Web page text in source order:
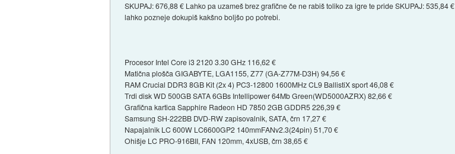
SKUPAJ: 676,88 € Lahko pa uzameš brez grafične če ne rabiš toliko za igre te pride SKUPAJ: 535,84 €
lahko pozneje dokupiš kakšno boljšo po potrebi.
Procesor Intel Core i3 2120 3.30 GHz 116,62 €
Matična plošča GIGABYTE, LGA1155, Z77 (GA-Z77M-D3H) 94,56 €
RAM Crucial DDR3 8GB Kit (2x 4) PC3-12800 1600MHz CL9 BallistiX sport 46,08 €
Trdi disk WD 500GB SATA 6GBs Intellipower 64Mb Green(WD5000AZRX) 82,66 €
Grafična kartica Sapphire Radeon HD 7850 2GB GDDR5 226,39 €
Samsung SH-222BB DVD-RW zapisovalnik, SATA, črn 17,27 €
Napajalnik LC 600W LC6600GP2 140mmFANv2.3(24pin) 51,70 €
Ohišje LC PRO-916BII, FAN 120mm, 4xUSB, črn 38,65 €